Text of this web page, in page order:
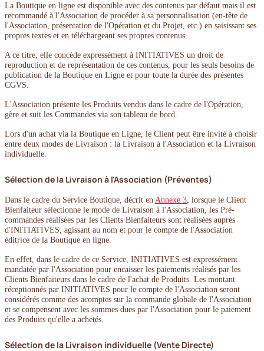
La Boutique en ligne est disponible avec des contenus par défaut mais il est
recommandé à l'Association de procéder à sa personnalisation (en-tête de
l'Association, présentation de l'Opération et du Projet, etc.) en saisissant ses
propres textes et en téléchargeant ses propres contenus.
A ce titre, elle concède expressément à INITIATIVES un droit de
reproduction et de représentation de ces contenus, pour les seuls besoins de
publication de la Boutique en Ligne et pour toute la durée des présentes
CGVS.
L'Association présente les Produits vendus dans le cadre de l'Opération,
gère et suit les Commandes via son tableau de bord.
Lors d'un achat via la Boutique en Ligne, le Client peut être invité à choisir
entre deux modes de Livraison : la Livraison à l'Association et la Livraison
individuelle.
Sélection de la Livraison à l'Association (Préventes)
Dans le cadre du Service Boutique, décrit en Annexe 3 , lorsque le Client
Bienfaiteur sélectionne le mode de Livraison à l'Association, les Pré-
commandes réalisées par les Clients Bienfaiteurs sont réalisées auprès
d'INITIATIVES, agissant au nom et pour le compte de l'Association
éditrice de la Boutique en ligne.
En effet, dans le cadre de ce Service, INITIATIVES est expressément
mandatée par l'Association pour encaisser les paiements réalisés par les
Clients Bienfaiteurs dans le cadre de l'achat de Produits. Les montant
réceptionnés par INITIATIVES pour le compte de l'Association seront
considérés comme des acomptes sur la commande globale de l'Association
et se compensent avec les sommes dues par l'Association pour le paiement
des Produits qu'elle a achetés.
Sélection de la Livraison individuelle (Vente Directe)